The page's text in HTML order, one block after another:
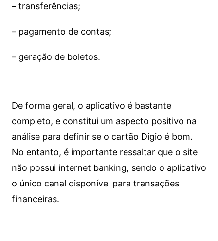
– transferências;
– pagamento de contas;
– geração de boletos.
De forma geral, o aplicativo é bastante
completo, e constitui um aspecto positivo na
análise para definir se o cartão Digio é bom.
No entanto, é importante ressaltar que o site
não possui internet banking, sendo o aplicativo
o único canal disponível para transações
financeiras.